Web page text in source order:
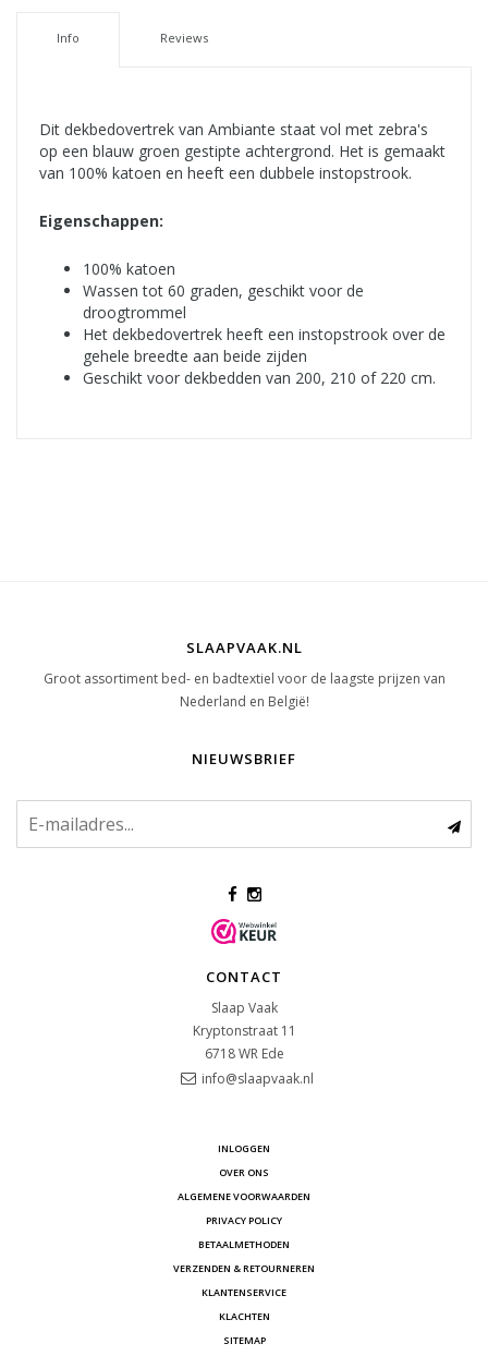
Info Reviews
Dit dekbedovertrek van Ambiante staat vol met zebra's
op een blauw groen gestipte achtergrond. Het is gemaakt
van 100% katoen en heeft een dubbele instopstrook.
Eigenschappen:
100% katoen
Wassen tot 60 graden, geschikt voor de
droogtrommel
Het dekbedovertrek heeft een instopstrook over de
gehele breedte aan beide zijden
Geschikt voor dekbedden van 200, 210 of 220 cm.
SLAAPVAAK.NL
Groot assortiment bed- en badtextiel voor de laagste prijzen van
Nederland en België!
NIEUWSBRIEF
CONTACT
Slaap Vaak
Kryptonstraat 11
6718 WR Ede
info@slaapvaak.nl
INLOGGEN
OVER ONS
ALGEMENE VOORWAARDEN
PRIVACY POLICY
BETAALMETHODEN
VERZENDEN & RETOURNEREN
KLANTENSERVICE
KLACHTEN
SITEMAP